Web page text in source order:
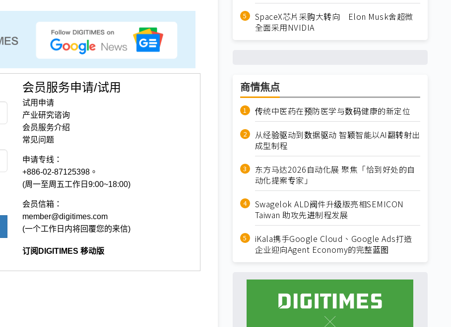
会员服务申请/试用
试用申请
产业研究谘询
会员服务介绍
常见问题
申请专线：
+886-02-87125398。
(周一至周五工作日9:00~18:00)
会员信箱：
member@digitimes.com
(一个工作日内将回覆您的来信)
订阅DIGITIMES 移动版
SpaceX芯片采购大转向 Elon Musk舍超微
全面采用NVIDIA
商情焦点
传统中医药在预防医学与数码健康的新定位
从经验驱动到数据驱动 智颖智能以AI翻转射出
成型制程
东方马达2026自动化展 聚焦「恰到好处的自
动化提案专家」
Swagelok ALD阀件升级版亮相SEMICON
Taiwan 助攻先进制程发展
iKala携手Google Cloud、Google Ads打造
企业迎向Agent Economy的完整蓝图